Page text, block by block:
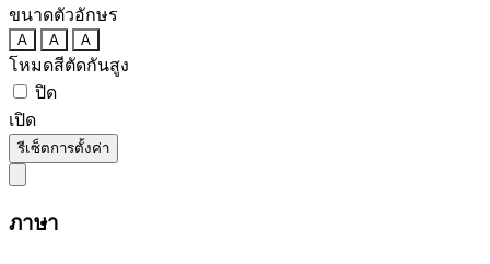
ขนาดตัวอักษร
A A A
โหมดสีตัดกันสูง
ปิด
เปิด
รีเซ็ตการตั้งค่า
ภาษา